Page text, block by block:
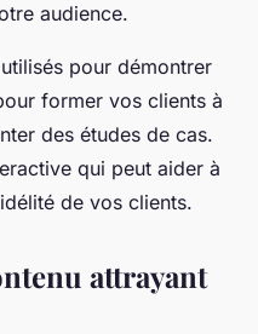
audience.
pour démontrer
former vos clients à
des études de cas.
qui peut aider à
de vos clients.
attrayant